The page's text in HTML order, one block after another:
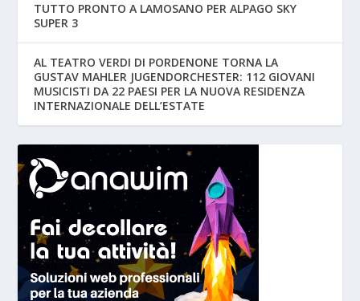
TUTTO PRONTO A LAMOSANO PER ALPAGO SKY
SUPER 3
AL TEATRO VERDI DI PORDENONE TORNA LA
GUSTAV MAHLER JUGENDORCHESTER: 112 GIOVANI
MUSICISTI DA 22 PAESI PER LA NUOVA RESIDENZA
INTERNAZIONALE DELL’ESTATE